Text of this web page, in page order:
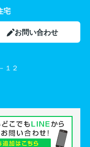
宅
お問い合わせ
１２